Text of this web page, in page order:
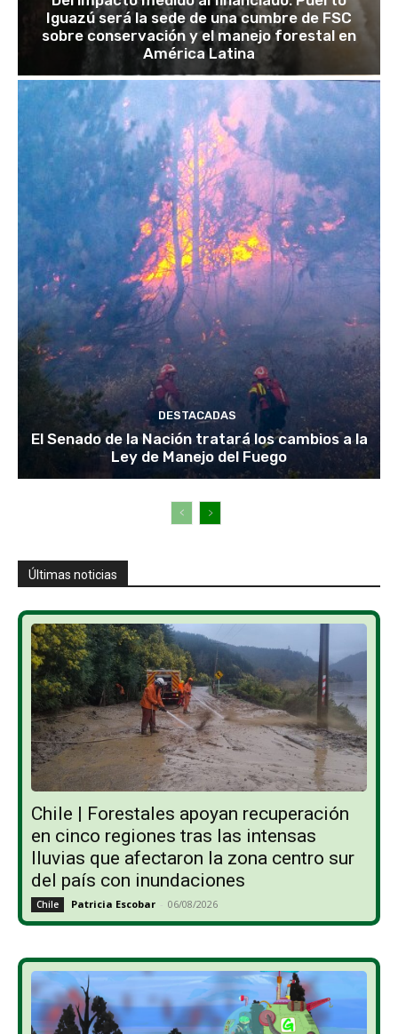
Iguazú será la sede de una cumbre de FSC
sobre conservación y el manejo forestal en
América Latina
DESTACADAS
El Senado de la Nación tratará los cambios a la
Ley de Manejo del Fuego
Últimas noticias
Chile | Forestales apoyan recuperación
en cinco regiones tras las intensas
lluvias que afectaron la zona centro sur
del país con inundaciones
Chile Patricia Escobar - 06/08/2026